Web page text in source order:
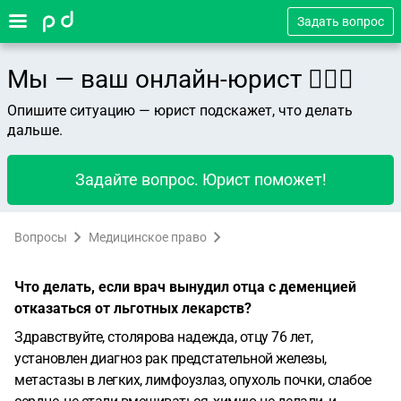
Задать вопрос
Мы — ваш онлайн-юрист 👨🏻‍⚖️
Опишите ситуацию — юрист подскажет, что делать
дальше.
Задайте вопрос. Юрист поможет!
Вопросы Медицинское право
Что делать, если врач вынудил отца с деменцией
отказаться от льготных лекарств?
Здравствуйте, столярова надежда, отцу 76 лет,
установлен диагноз рак предстательной железы,
метастазы в легких, лимфоузлаз, опухоль почки, слабое